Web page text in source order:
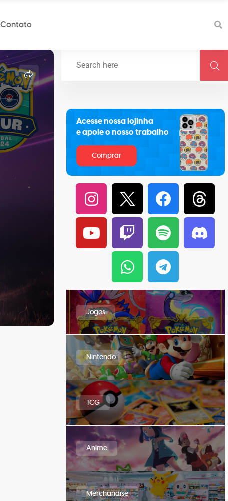
Contato
Acesse nossa lojinha
e apoie o nosso trabalho
Comprar
Jogos
Nintendo
TCG
Anime
Merchandise